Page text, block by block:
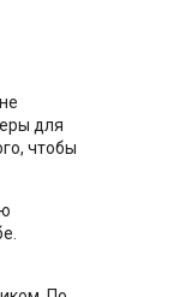
для
чтобы